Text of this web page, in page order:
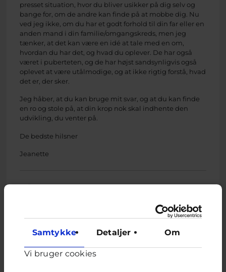
Samtykke Detaljer Om
Vi bruger cookies
presset situation, hvor du bliver usikker på dig selv og
bange for, om de andre kan finde på at mobbe dig. Nu
ved jeg ikke, om du har et godt forhold til din far eller en
anden mand i din familie/omgangskreds, men jeg
tænker, at det kan være en idé at tale med en om,
hvordan du har det, og hvad du oplever. De har også
været i puberteten, og de har højst sandsynligvis også
oplevet at være utålmodige, og at ikke rigtig forstå, hvad
det er, der sker.
Jeg håber, at du kan bruge mit svar, og at du kan finde
en ro og stole på, at din krop nok skal indhente den
udvikling, du venter på.
De bedste hilsner
Jeanette
har svaret på dette spørgsmål